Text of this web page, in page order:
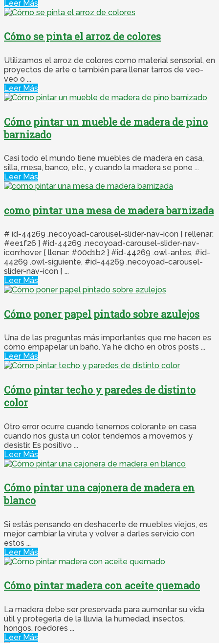
Leer Más
Cómo se pinta el arroz de colores
Utilizamos el arroz de colores como material sensorial, en
proyectos de arte o también para llenar tarros de veo-
veo o ...
Leer Más
Cómo pintar un mueble de madera de pino
barnizado
Casi todo el mundo tiene muebles de madera en casa,
silla, mesa, banco, etc., y cuando la madera se pone ...
Leer Más
como pintar una mesa de madera barnizada
# id-44269 .necoyoad-carousel-slider-nav-icon { rellenar:
#ee1f26 } #id-44269 .necoyoad-carousel-slider-nav-
icon:hover { llenar: #00d1b2 } #id-44269 .owl-antes, #id-
44269 .owl-siguiente, #id-44269 .necoyoad-carousel-
slider-nav-icon { ...
Leer Más
Cómo poner papel pintado sobre azulejos
Una de las preguntas más importantes que me hacen es
cómo empapelar un baño. Ya he dicho en otros posts ...
Leer Más
Cómo pintar techo y paredes de distinto
color
Otro error ocurre cuando tenemos colorante en casa
cuando nos gusta un color, tendemos a movernos y
desistir. Es positivo ...
Leer Más
Cómo pintar una cajonera de madera en
blanco
Si estás pensando en deshacerte de muebles viejos, es
mejor cambiar la viruta y volver a darles servicio con
estos ...
Leer Más
Cómo pintar madera con aceite quemado
La madera debe ser preservada para aumentar su vida
útil y protegerla de la lluvia, la humedad, insectos,
hongos, roedores ...
Leer Más